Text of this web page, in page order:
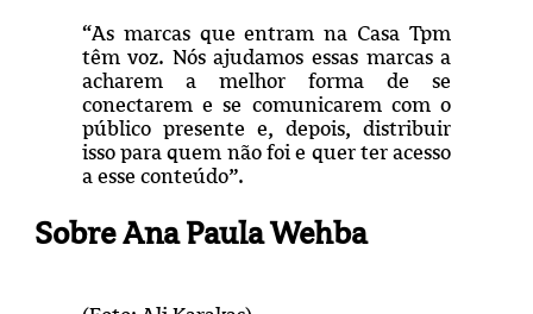
“As marcas que entram na Casa Tpm
têm voz. Nós ajudamos essas marcas a
acharem a melhor forma de se
conectarem e se comunicarem com o
público presente e, depois, distribuir
isso para quem não foi e quer ter acesso
a esse conteúdo”.
Sobre Ana Paula Wehba